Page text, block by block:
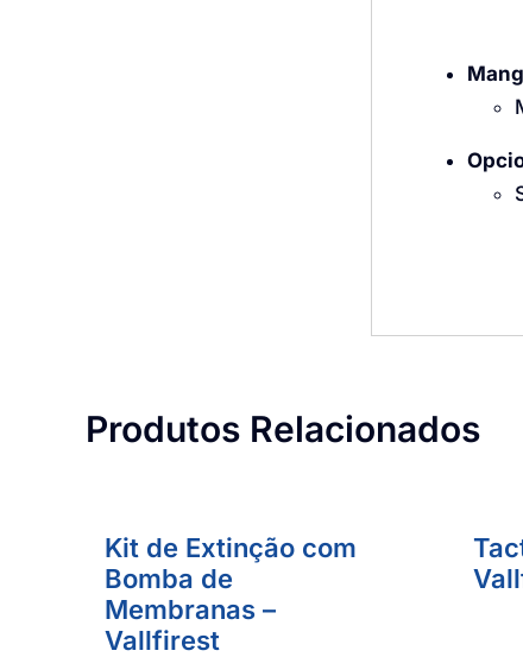
Produtos Relacionados
Kit de Extinção com
Bomba de
Membranas –
Vallfirest